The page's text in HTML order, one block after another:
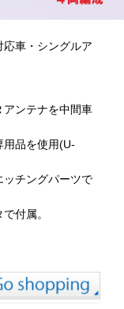
車・シングルア
アンテナを中間車
用品を使用(U-
ッチングパーツで
付属。